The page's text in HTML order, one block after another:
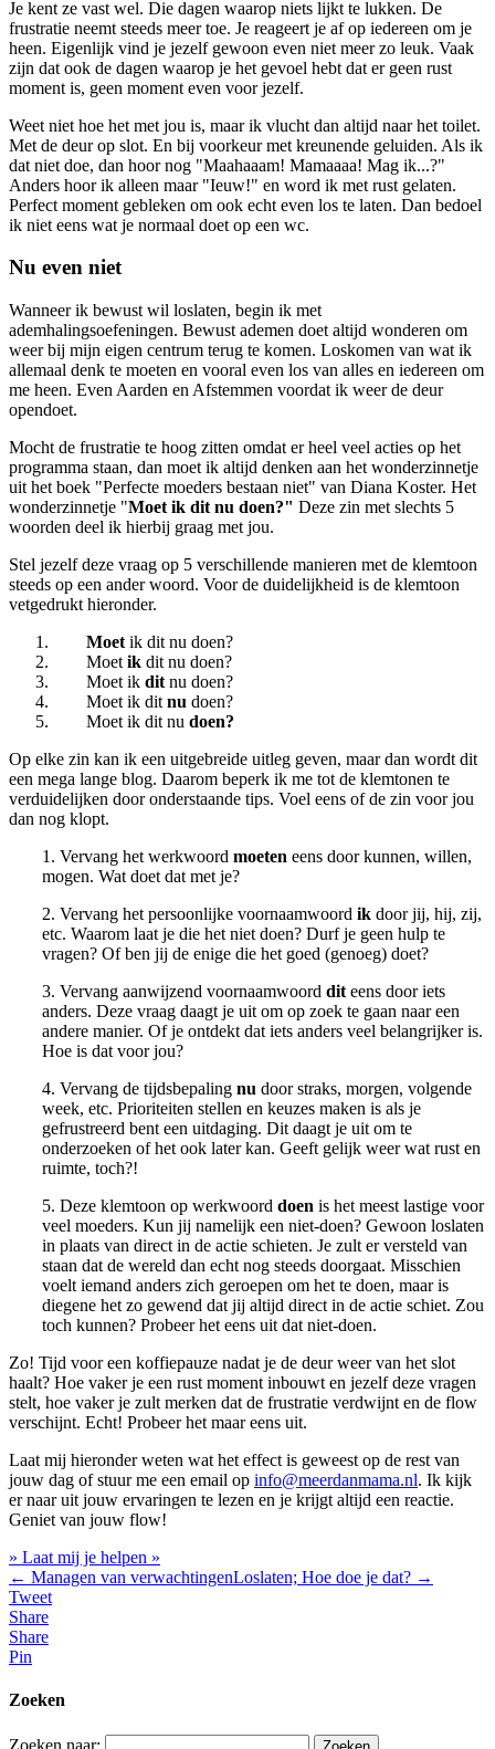
Je kent ze vast wel. Die dagen waarop niets lijkt te lukken. De
frustratie neemt steeds meer toe. Je reageert je af op iedereen om je
heen. Eigenlijk vind je jezelf gewoon even niet meer zo leuk. Vaak
zijn dat ook de dagen waarop je het gevoel hebt dat er geen rust
moment is, geen moment even voor jezelf.
Weet niet hoe het met jou is, maar ik vlucht dan altijd naar het toilet.
Met de deur op slot. En bij voorkeur met kreunende geluiden. Als ik
dat niet doe, dan hoor nog "Maahaaam! Mamaaaa! Mag ik...?"
Anders hoor ik alleen maar "Ieuw!" en word ik met rust gelaten.
Perfect moment gebleken om ook echt even los te laten. Dan bedoel
ik niet eens wat je normaal doet op een wc.
Nu even niet
Wanneer ik bewust wil loslaten, begin ik met
ademhalingsoefeningen. Bewust ademen doet altijd wonderen om
weer bij mijn eigen centrum terug te komen. Loskomen van wat ik
allemaal denk te moeten en vooral even los van alles en iedereen om
me heen. Even Aarden en Afstemmen voordat ik weer de deur
opendoet.
Mocht de frustratie te hoog zitten omdat er heel veel acties op het
programma staan, dan moet ik altijd denken aan het wonderzinnetje
uit het boek "Perfecte moeders bestaan niet" van Diana Koster. Het
wonderzinnetje "Moet ik dit nu doen?" Deze zin met slechts 5
woorden deel ik hierbij graag met jou.
Stel jezelf deze vraag op 5 verschillende manieren met de klemtoon
steeds op een ander woord. Voor de duidelijkheid is de klemtoon
vetgedrukt hieronder.
Moet ik dit nu doen?
Moet ik dit nu doen?
Moet ik dit nu doen?
Moet ik dit nu doen?
Moet ik dit nu doen?
Op elke zin kan ik een uitgebreide uitleg geven, maar dan wordt dit
een mega lange blog. Daarom beperk ik me tot de klemtonen te
verduidelijken door onderstaande tips. Voel eens of de zin voor jou
dan nog klopt.
1. Vervang het werkwoord moeten eens door kunnen, willen,
mogen. Wat doet dat met je?
2. Vervang het persoonlijke voornaamwoord ik door jij, hij, zij,
etc. Waarom laat je die het niet doen? Durf je geen hulp te
vragen? Of ben jij de enige die het goed (genoeg) doet?
3. Vervang aanwijzend voornaamwoord dit eens door iets
anders. Deze vraag daagt je uit om op zoek te gaan naar een
andere manier. Of je ontdekt dat iets anders veel belangrijker is.
Hoe is dat voor jou?
4. Vervang de tijdsbepaling nu door straks, morgen, volgende
week, etc. Prioriteiten stellen en keuzes maken is als je
gefrustreerd bent een uitdaging. Dit daagt je uit om te
onderzoeken of het ook later kan. Geeft gelijk weer wat rust en
ruimte, toch?!
5. Deze klemtoon op werkwoord doen is het meest lastige voor
veel moeders. Kun jij namelijk een niet-doen? Gewoon loslaten
in plaats van direct in de actie schieten. Je zult er versteld van
staan dat de wereld dan echt nog steeds doorgaat. Misschien
voelt iemand anders zich geroepen om het te doen, maar is
diegene het zo gewend dat jij altijd direct in de actie schiet. Zou
toch kunnen? Probeer het eens uit dat niet-doen.
Zo! Tijd voor een koffiepauze nadat je de deur weer van het slot
haalt? Hoe vaker je een rust moment inbouwt en jezelf deze vragen
stelt, hoe vaker je zult merken dat de frustratie verdwijnt en de flow
verschijnt. Echt! Probeer het maar eens uit.
Laat mij hieronder weten wat het effect is geweest op de rest van
jouw dag of stuur me een email op info@meerdanmama.nl. Ik kijk
er naar uit jouw ervaringen te lezen en je krijgt altijd een reactie.
Geniet van jouw flow!
» Laat mij je helpen »
← Managen van verwachtingenLoslaten; Hoe doe je dat? →
Tweet
Share
Share
Pin
Zoeken
Zoeken naar: